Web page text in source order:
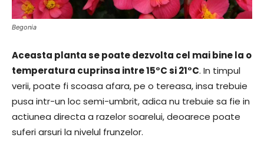
Begonia
Aceasta planta se poate dezvolta cel mai bine la o
temperatura cuprinsa intre 15°C si 21°C. In timpul
verii, poate fi scoasa afara, pe o tereasa, insa trebuie
pusa intr-un loc semi-umbrit, adica nu trebuie sa fie in
actiunea directa a razelor soarelui, deoarece poate
suferi arsuri la nivelul frunzelor.